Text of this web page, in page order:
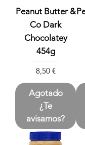
Peanut Butter &
Co Dark
Chocolatey
454g
Precio
8,50 €
Agotado
¿Te
avisamos?